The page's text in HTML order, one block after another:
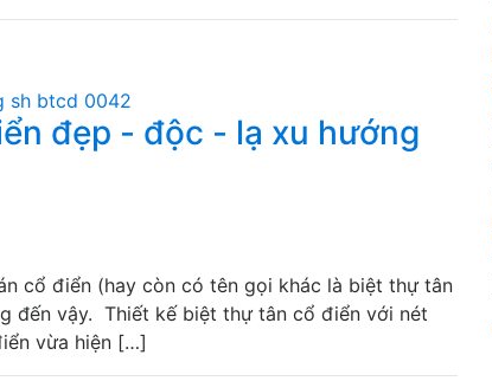
đẹp - độc - lạ xu hướng
cổ điển (hay còn có tên gọi khác là biệt thự tân
đến vậy. Thiết kế biệt thự tân cổ điển với nét
vừa hiện […]